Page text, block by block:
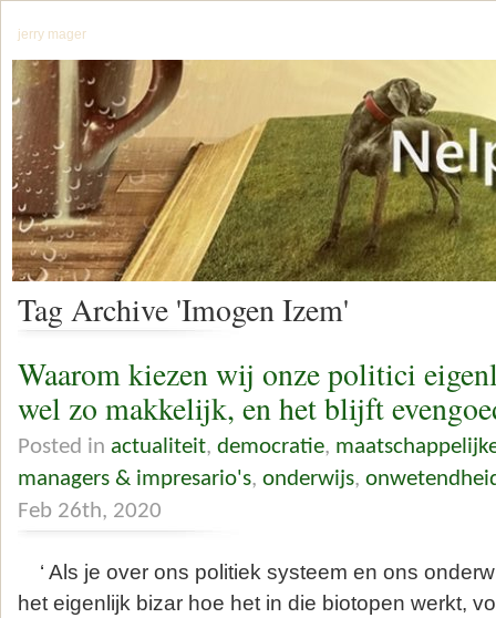
jerry mager
Tag Archive 'Imogen Izem'
Waarom kiezen wij onze politici
wel zo makkelijk, en het blijft
Posted in actualiteit, democratie,
managers & impresario's, onderwijs,
Feb 26th, 2020
‘ Als je over ons politiek systeem en ons
het eigenlijk bizar hoe het in die biotopen werkt,